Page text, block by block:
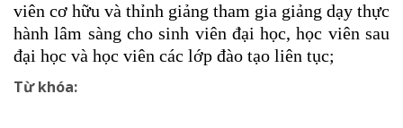
viên cơ hữu và thỉnh giảng tham gia giảng dạy thực
hành lâm sàng cho sinh viên đại học, học viên sau
đại học và học viên các lớp đào tạo liên tục;
Từ khóa: